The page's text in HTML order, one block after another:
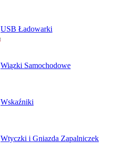
USB Ładowarki
Wiązki Samochodowe
Wskaźniki
Wtyczki i Gniazda Zapalniczek